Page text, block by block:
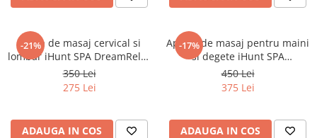
-21%
Perna de masaj cervical si
lombar iHunt SPA DreamRelax
4D Pillow, Masaj prin
framantare 4D, Incalzire
350 Lei
275 Lei
ADAUGA IN COS
-17%
Aparat de masaj pentru maini
si degete iHunt SPA
HandMassage Heat Pro,
Compresie cu perne de aer,
450 Lei
375 Lei
ADAUGA IN COS